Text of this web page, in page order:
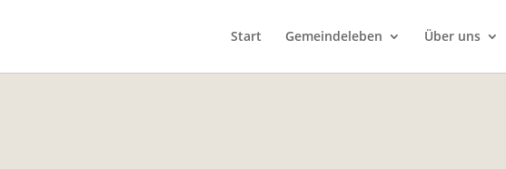
Start Gemeindeleben Über uns